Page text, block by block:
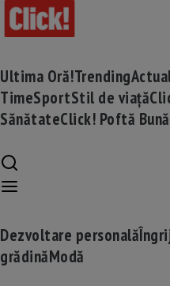
Ultima Oră!Trending
TimeSportStil de viață
SănătateClick! Poftă
Dezvoltare personală
grădinăModă